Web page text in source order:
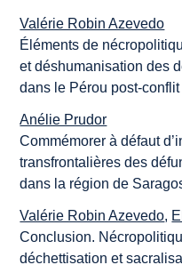
Valérie Robin Azevedo
Éléments de
et déshumanisation des
dans le Pérou post-conflit
Anélie Prudor
Commémorer à défaut
transfrontalières des
dans la région de
Valérie Robin Azevedo,
Conclusion.
déchettisation et